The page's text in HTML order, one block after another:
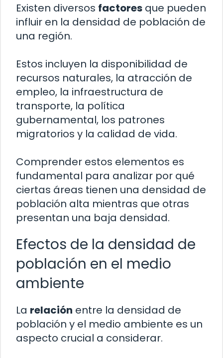
Existen diversos factores que pueden
influir en la densidad de población de
una región.
Estos incluyen la disponibilidad de
recursos naturales, la atracción de
empleo, la infraestructura de
transporte, la política
gubernamental, los patrones
migratorios y la calidad de vida.
Comprender estos elementos es
fundamental para analizar por qué
ciertas áreas tienen una densidad de
población alta mientras que otras
presentan una baja densidad.
Efectos de la densidad de
población en el medio
ambiente
La relación entre la densidad de
población y el medio ambiente es un
aspecto crucial a considerar.